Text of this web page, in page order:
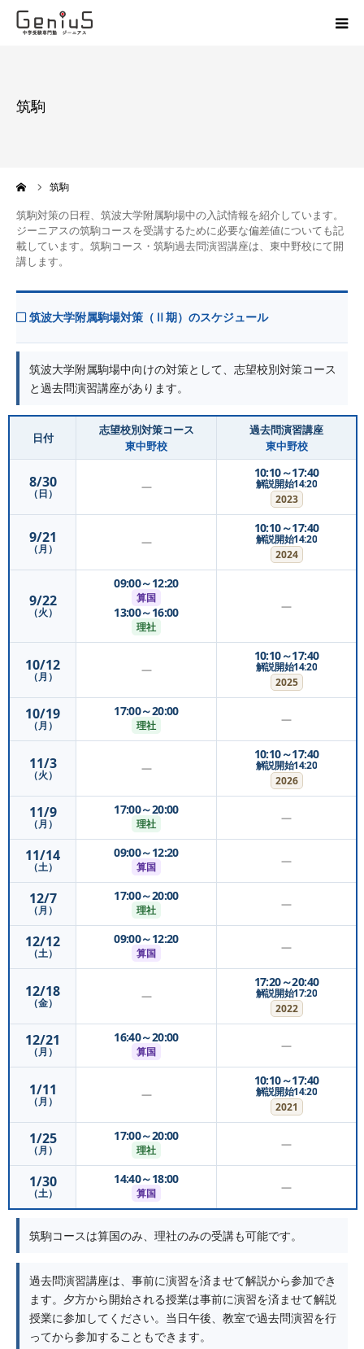
筑駒
筑駒
筑駒対策の日程、筑波大学附属駒場中の入試情報を紹介しています。
ジーニアスの筑駒コースを受講するために必要な偏差値についても記
載しています。筑駒コース・筑駒過去問演習講座は、東中野校にて開
講します。
筑波大学附属駒場対策（Ⅱ期）のスケジュール
筑波大学附属駒場中向けの対策として、志望校別対策コース
と過去問演習講座があります。
日付
志望校別対策コース
東中野校
過去問演習講座
東中野校
8/30
（日） —
10:10～17:40
解説開始14:20
2023
9/21
（月） —
10:10～17:40
解説開始14:20
2024
9/22
（火）
09:00～12:20
算国
13:00～16:00
理社
—
10/12
（月） —
10:10～17:40
解説開始14:20
2025
10/19
（月）
17:00～20:00
理社 —
11/3
（火） —
10:10～17:40
解説開始14:20
2026
11/9
（月）
17:00～20:00
理社 —
11/14
（土）
09:00～12:20
算国 —
12/7
（月）
17:00～20:00
理社 —
12/12
（土）
09:00～12:20
算国 —
12/18
（金） —
17:20～20:40
解説開始17:20
2022
12/21
（月）
16:40～20:00
算国 —
1/11
（月） —
10:10～17:40
解説開始14:20
2021
1/25
（月）
17:00～20:00
理社 —
1/30
（土）
14:40～18:00
算国 —
筑駒コースは算国のみ、理社のみの受講も可能です。
過去問演習講座は、事前に演習を済ませて解説から参加でき
ます。夕方から開始される授業は事前に演習を済ませて解説
授業に参加してください。当日午後、教室で過去問演習を行
ってから参加することもできます。
模試
動画
お問い合わせ